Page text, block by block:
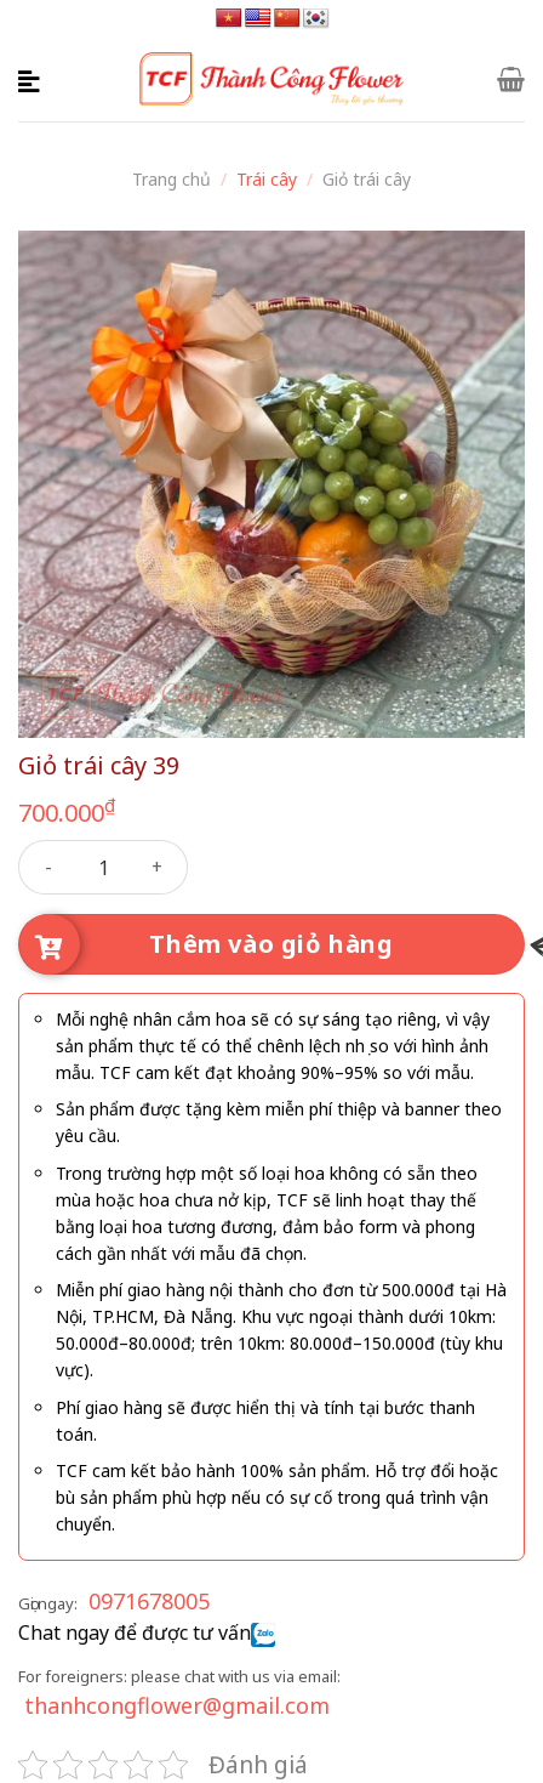
content
Trang chủ / Trái cây / Giỏ trái cây
Giỏ trái cây 39
700.000₫
Giỏ trái cây 39 số lượng
Thêm vào giỏ hàng
Mỗi nghệ nhân cắm hoa sẽ có sự sáng tạo riêng, vì vậy
sản phẩm thực tế có thể chênh lệch nhẹ so với hình ảnh
mẫu. TCF cam kết đạt khoảng 90%–95% so với mẫu.
Sản phẩm được tặng kèm miễn phí thiệp và banner theo
yêu cầu.
Trong trường hợp một số loại hoa không có sẵn theo
mùa hoặc hoa chưa nở kịp, TCF sẽ linh hoạt thay thế
bằng loại hoa tương đương, đảm bảo form và phong
cách gần nhất với mẫu đã chọn.
Miễn phí giao hàng nội thành cho đơn từ 500.000đ tại Hà
Nội, TP.HCM, Đà Nẵng. Khu vực ngoại thành dưới 10km:
50.000đ–80.000đ; trên 10km: 80.000đ–150.000đ (tùy khu
vực).
Phí giao hàng sẽ được hiển thị và tính tại bước thanh
toán.
TCF cam kết bảo hành 100% sản phẩm. Hỗ trợ đổi hoặc
bù sản phẩm phù hợp nếu có sự cố trong quá trình vận
chuyển.
Gọi ngay: 0971678005
Chat ngay để được tư vấn
For foreigners: please chat with us via email:
thanhcongflower@gmail.com
Đánh giá